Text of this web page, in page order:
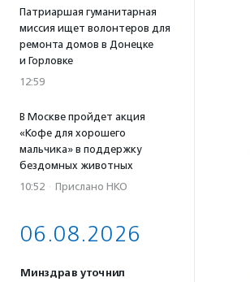
Патриаршая гуманитарная
миссия ищет волонтеров для
ремонта домов в Донецке
и Горловке
12:59
В Москве пройдет акция
«Кофе для хорошего
мальчика» в поддержку
бездомных животных
10:52 · Прислано НКО
06.08.2026
Минздрав уточнил